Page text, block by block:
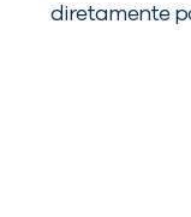
diretamente